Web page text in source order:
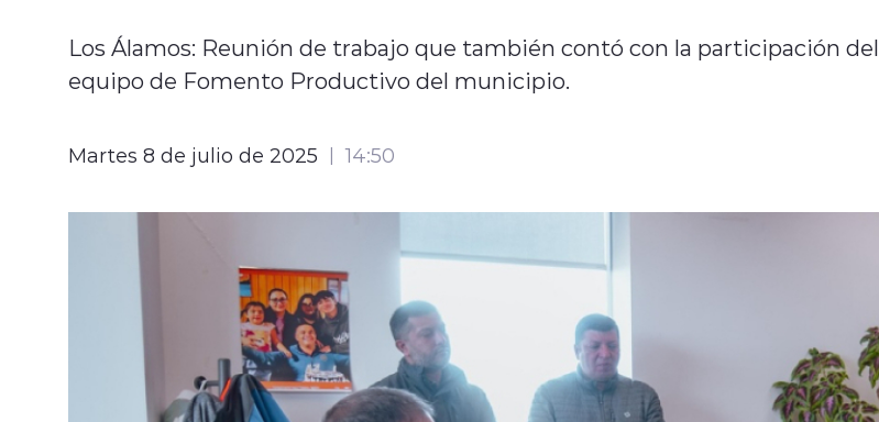
Los Álamos: Reunión de trabajo que también contó con la participación del
equipo de Fomento Productivo del municipio.
Martes 8 de julio de 2025 14:50